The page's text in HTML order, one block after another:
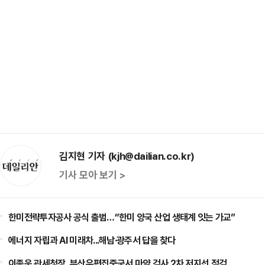
김지현 기자 (kjh@dailian.co.kr)
기사 모아 보기 >
한미전략투자공사 공식 출범…“한미 양국 산업 생태계 잇는 가교”
에너지 자립과 AI 미래차...해남·광주서 답을 찾다